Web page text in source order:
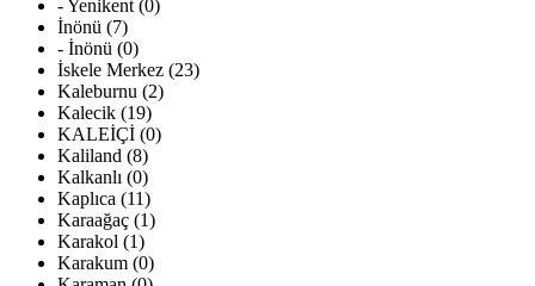
- Yenikent (0)
İnönü (7)
- İnönü (0)
İskele Merkez (23)
Kaleburnu (2)
Kalecik (19)
KALEİÇİ (0)
Kaliland (8)
Kalkanlı (0)
Kaplıca (11)
Karaağaç (1)
Karakol (1)
Karakum (0)